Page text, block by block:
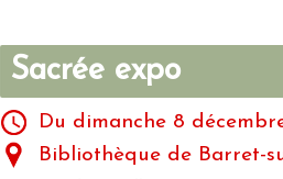
Sacrée expo
Du dimanche 8
Bibliothèque de Barret-